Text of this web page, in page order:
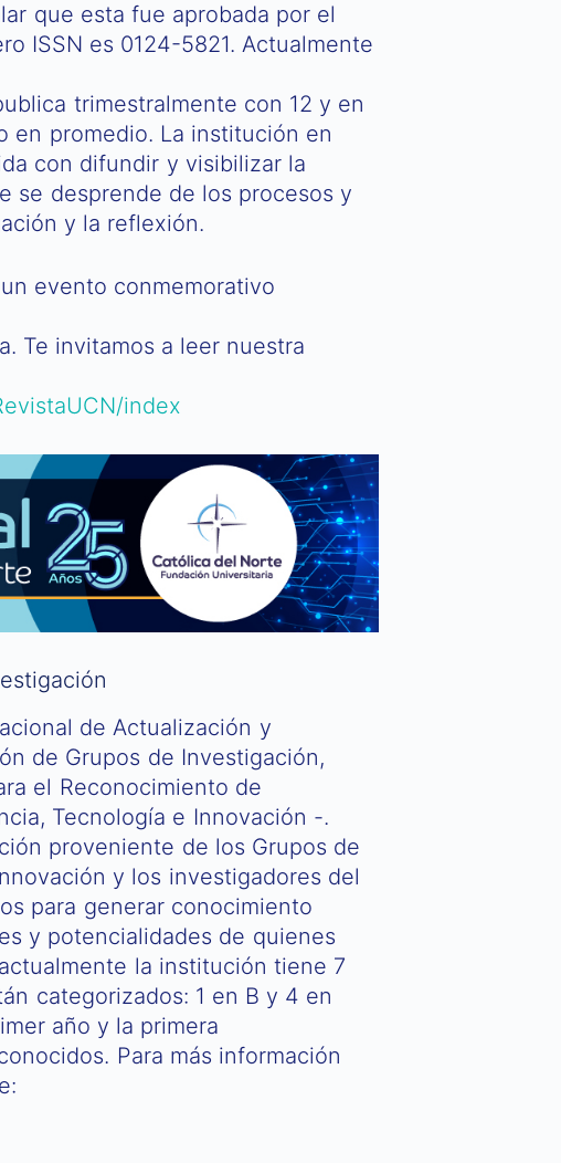
que esta fue aprobada por el
ISSN es 0124-5821. Actualmente
trimestralmente con 12 y en
en promedio. La institución en
con difundir y visibilizar la
se desprende de los procesos y
y la reflexión.
evento conmemorativo
Te invitamos a leer nuestra
index
de Actualización y
de Grupos de Investigación,
el Reconocimiento de
Tecnología e Innovación -.
proveniente de los Grupos de
y los investigadores del
para generar conocimiento
y potencialidades de quienes
la institución tiene 7
categorizados: 1 en B y 4 en
año y la primera
Para más información